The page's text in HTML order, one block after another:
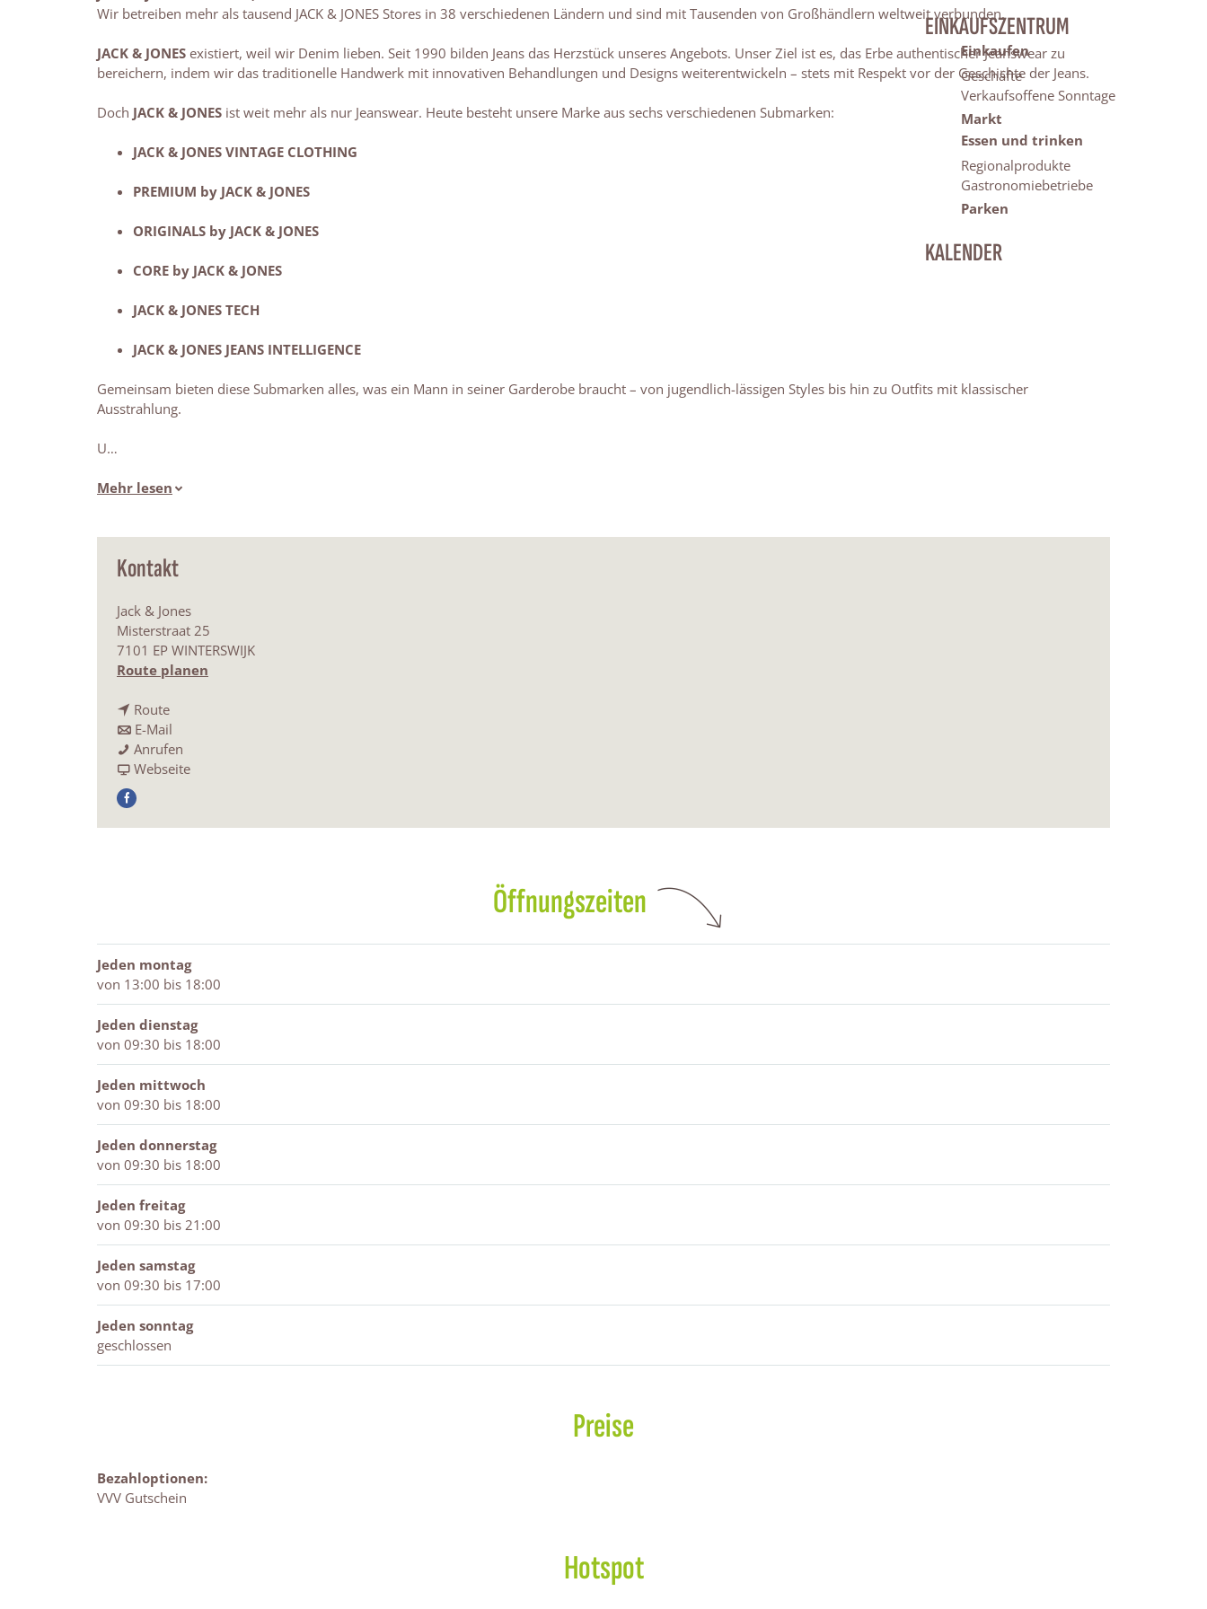
EINKAUFSZENTRUM
Einkaufen
Geschäfte
Verkaufsoffene Sonntage
Markt
Essen und trinken
Regionalprodukte
Gastronomiebetriebe
Parken
KALENDER
Wir betreiben mehr als tausend JACK & JONES Stores in 38 verschiedenen Ländern und sind mit Tausenden von Großhändlern weltweit verbunden.
JACK & JONES existiert, weil wir Denim lieben. Seit 1990 bilden Jeans das Herzstück unseres Angebots. Unser Ziel ist es, das Erbe authentischer Jeanswear zu
bereichern, indem wir das traditionelle Handwerk mit innovativen Behandlungen und Designs weiterentwickeln – stets mit Respekt vor der Geschichte der Jeans.
Doch JACK & JONES ist weit mehr als nur Jeanswear. Heute besteht unsere Marke aus sechs verschiedenen Submarken:
JACK & JONES VINTAGE CLOTHING
PREMIUM by JACK & JONES
ORIGINALS by JACK & JONES
CORE by JACK & JONES
JACK & JONES TECH
JACK & JONES JEANS INTELLIGENCE
Gemeinsam bieten diese Submarken alles, was ein Mann in seiner Garderobe braucht – von jugendlich-lässigen Styles bis hin zu Outfits mit klassischer
Ausstrahlung.
U…
Mehr lesen
Kontakt
Jack & Jones
Misterstraat 25
7101 EP WINTERSWIJK
Route planen
J
Routeb
i
s
J
k
s
E-Mail
i
s
c
e
s
Anrufen
a
&
Webseitea
a
n
e
s
F
a
k
J
a
c
k
&
J
o
n
e
s
Öffnungszeiten
Jeden montag
von 13:00 bis 18:00
Jeden dienstag
von 09:30 bis 18:00
Jeden mittwoch
von 09:30 bis 18:00
Jeden donnerstag
von 09:30 bis 18:00
Jeden freitag
von 09:30 bis 21:00
Jeden samstag
von 09:30 bis 17:00
Jeden sonntag
geschlossen
Preise
Bezahloptionen:
VVV Gutschein
Hotspot